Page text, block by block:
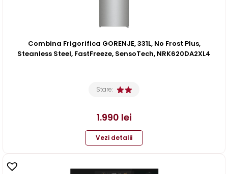
Combina Frigorifica GORENJE, 331L, No Frost Plus,
Steanless Steel, FastFreeze, SensoTech, NRK620DA2XL4
Stare:
1.990 lei
Vezi detalii